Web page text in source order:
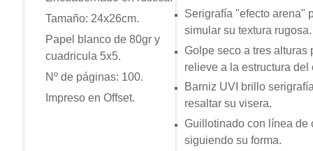
Tamaño: 24x26cm.
Papel blanco de 80gr y
cuadricula 5x5.
Nº de páginas: 100.
Impreso en Offset.
Serigrafía "efecto arena"
simular su textura rugosa.
Golpe seco a tres alturas
relieve a la estructura del
Barniz UVI brillo
resaltar su visera.
Guillotinado con línea de
siguiendo su forma.